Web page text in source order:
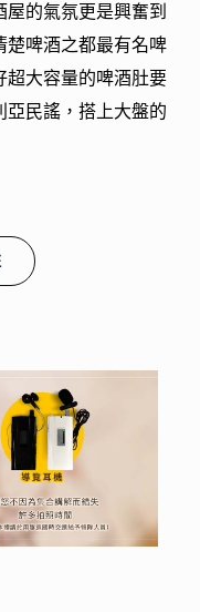
的氣氛更是興奮到
楚啤酒之都最有名啤
超大容量的啤酒肚要
亞民謠，搭上大盤的